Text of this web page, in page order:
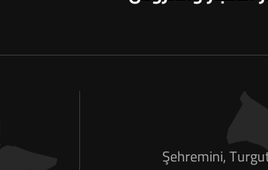
Şehremini,